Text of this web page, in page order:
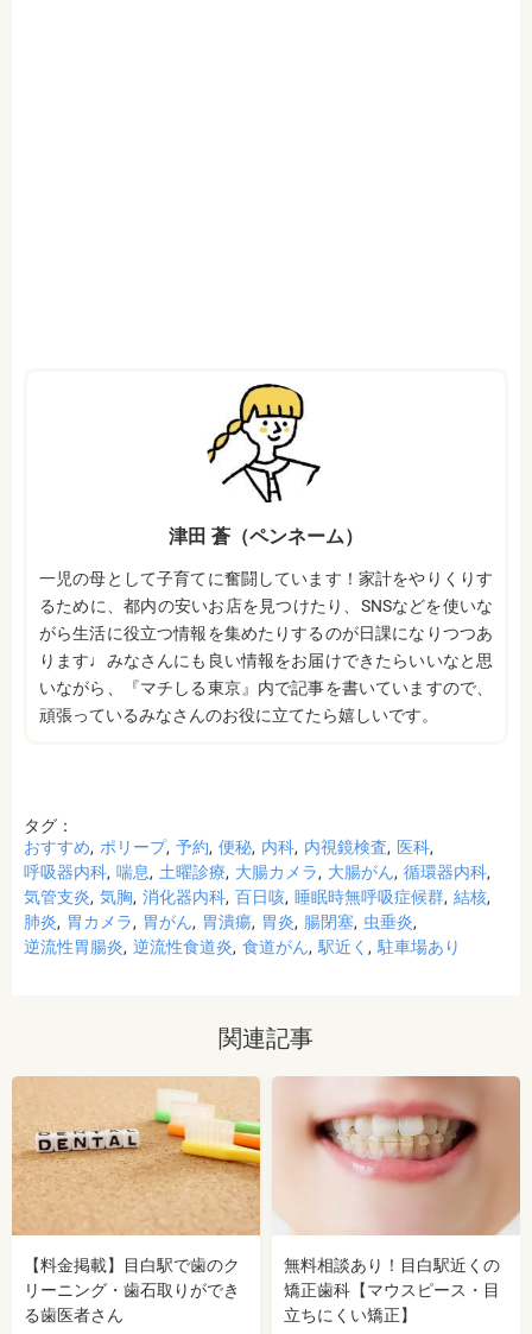
津田 蒼（ペンネーム）
一児の母として子育てに奮闘しています！家計をやりくりす
るために、都内の安いお店を見つけたり、SNSなどを使いな
がら生活に役立つ情報を集めたりするのが日課になりつつあ
ります♩みなさんにも良い情報をお届けできたらいいなと思
いながら、『マチしる東京』内で記事を書いていますので、
頑張っているみなさんのお役に立てたら嬉しいです。
タグ：
おすすめ
ポリープ 予約 便秘 内科 内視鏡検査
医科
呼吸器内科 喘息 土曜診療 大腸カメラ 大腸がん 循環器内科
気管支炎 気胸 消化器内科 百日咳 睡眠時無呼吸症候群 結核
肺炎
胃カメラ 胃がん 胃潰瘍 胃炎 腸閉塞 虫垂炎
逆流性胃腸炎 逆流性食道炎 食道がん 駅近く 駐車場あり
関連記事
【料金掲載】目白駅で歯のク
リーニング・歯石取りができ
る歯医者さん
無料相談あり！目白駅近くの
矯正歯科【マウスピース・目
立ちにくい矯正】